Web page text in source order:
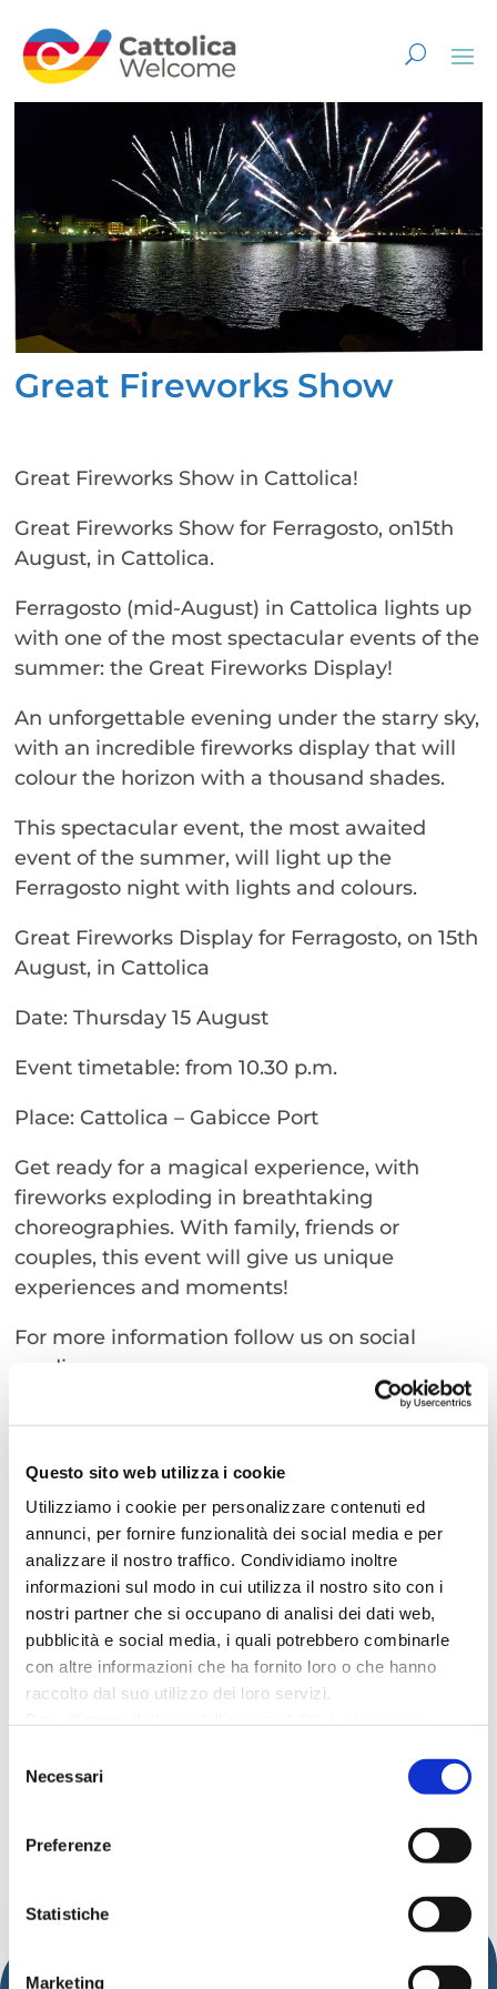
Questo sito web utilizza i cookie
Utilizziamo i cookie per personalizzare contenuti ed
annunci, per fornire funzionalità dei social media e per
analizzare il nostro traffico. Condividiamo inoltre
informazioni sul modo in cui utilizza il nostro sito con i
nostri partner che si occupano di analisi dei dati web,
pubblicità e social media, i quali potrebbero combinarle
con altre informazioni che ha fornito loro o che hanno
raccolto dal suo utilizzo dei loro servizi.
Per ulteriori informazioni è possibile consultare
Cookie Policy.
delNecessari
Preferenze
Statistiche
Marketing
Great Fireworks Show
Great Fireworks Show in Cattolica!
Great Fireworks Show for Ferragosto, on15th
August, in Cattolica.
Ferragosto (mid-August) in Cattolica lights up
with one of the most spectacular events of the
summer: the Great Fireworks Display!
An unforgettable evening under the starry sky,
with an incredible fireworks display that will
colour the horizon with a thousand shades.
This spectacular event, the most awaited
event of the summer, will light up the
Ferragosto night with lights and colours.
Great Fireworks Display for Ferragosto, on 15th
August, in Cattolica
Date: Thursday 15 August
Event timetable: from 10.30 p.m.
Place: Cattolica – Gabicce Port
Get ready for a magical experience, with
fireworks exploding in breathtaking
choreographies. With family, friends or
couples, this event will give us unique
experiences and moments!
For more information follow us on social
media
https://www.instagram.com/cattolicawelcome?
igsh=MWNzY3ZmaXN4eHlzYg==
Porto Cattolica – Gabicce, 10.30 pm
Data:15th August 2024
Time:from 10:30 pm
Address:Porto Cattolica - Gabicce
Free
Comune di Cattolica e
Comune di Gabicce